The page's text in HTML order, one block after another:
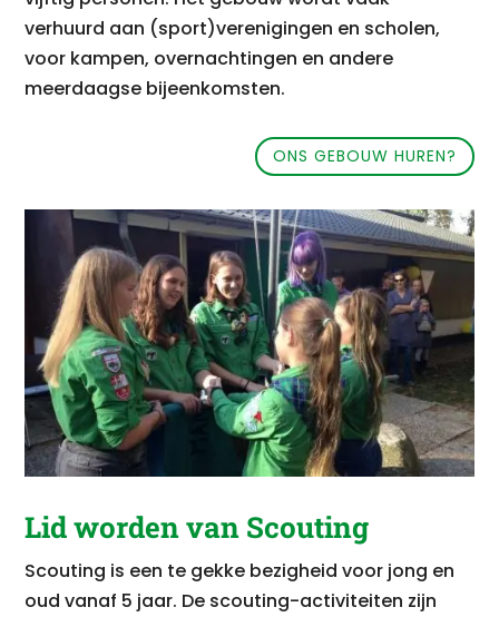
verhuurd aan (sport)verenigingen en scholen,
voor kampen, overnachtingen en andere
meerdaagse bijeenkomsten.
ONS GEBOUW HUREN?
Lid worden van Scouting
Scouting is een te gekke bezigheid voor jong en
oud vanaf 5 jaar. De scouting-activiteiten zijn